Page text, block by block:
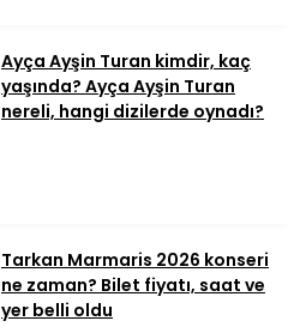
Ayça Ayşin Turan kimdir, kaç
yaşında? Ayça Ayşin Turan
nereli, hangi dizilerde oynadı?
Tarkan Marmaris 2026 konseri
ne zaman? Bilet fiyatı, saat ve
yer belli oldu